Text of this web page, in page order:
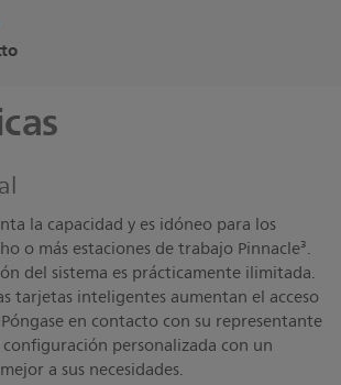
la capacidad y es idóneo para los
o más estaciones de trabajo Pinnacle³.
del sistema es prácticamente ilimitada.
tarjetas inteligentes aumentan el acceso
en contacto con su representante
personalizada con un
a sus necesidades.